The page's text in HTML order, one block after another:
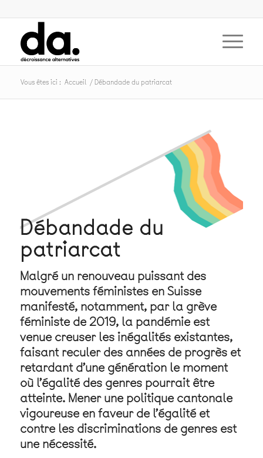
Vous êtes ici : Accueil / Débandade du patriarcat
Débandade du
patriarcat
Malgré un renouveau puissant des
mouvements féministes en Suisse
manifesté, notamment, par la grève
féministe de 2O19, la pandémie est
venue creuser les inégalités existantes,
faisant reculer des années de progrès et
retardant d’une génération le moment
où l’égalité des genres pourrait être
atteinte. Mener une politique cantonale
vigoureuse en faveur de l’égalité et
contre les discriminations de genres est
une nécessité.